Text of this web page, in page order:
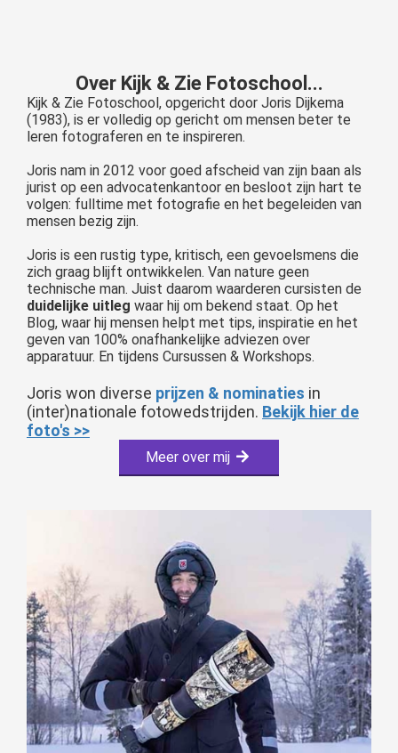
Over Kijk & Zie Fotoschool...
Kijk & Zie Fotoschool, opgericht door Joris Dijkema
(1983), is er volledig op gericht om mensen beter te
leren fotograferen en te inspireren.
Joris nam in 2012 voor goed afscheid van zijn baan als
jurist op een advocatenkantoor en besloot zijn hart te
volgen: fulltime met fotografie en het begeleiden van
mensen bezig zijn.
Joris is een rustig type, kritisch, een gevoelsmens die
zich graag blijft ontwikkelen. Van nature geen
technische man. Juist daarom waarderen cursisten de
duidelijke uitleg waar hij om bekend staat. Op het
Blog, waar hij mensen helpt met tips, inspiratie en het
geven van 100% onafhankelijke adviezen over
apparatuur. En tijdens Cursussen & Workshops.
Joris won diverse prijzen & nominaties in
(inter)nationale fotowedstrijden. Bekijk hier de
foto's >>
Meer over mij